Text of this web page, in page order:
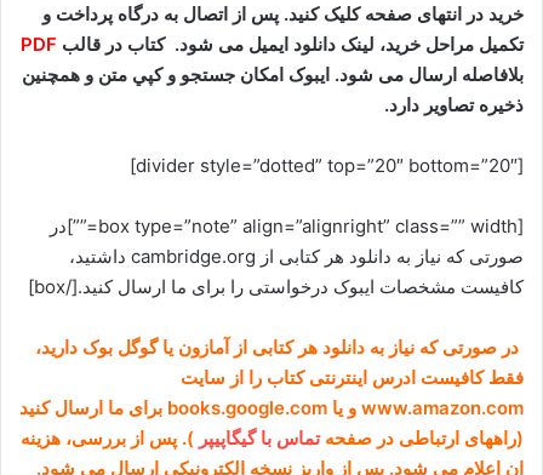
خرید در انتهای صفحه کلیک کنید. پس از اتصال به درگاه پرداخت و
تکمیل مراحل خرید، لینک دانلود ایمیل می شود. کتاب در قالب
بلافاصله ارسال می شود. ایبوک امکان جستجو و کپي متن و همچنين
ذخيره تصاوير دارد.
[divider style=”dotted” top=”20″ bottom=”20″]
[box type=”note” align=”alignright” class=”” width=””]در
صورتی که نیاز به دانلود هر کتابی از cambridge.org داشتید،
کافیست مشخصات ایبوک درخواستی را برای ما ارسال کنید.[/box]
در صورتی که نیاز به دانلود هر کتابی از آمازون یا گوگل بوک دارید،
فقط کافیست ادرس اینترنتی کتاب را از سایت
www.amazon.com و یا books.google.com برای ما ارسال کنید
(راههای ارتباطی در صفحهتماس با گیگاپیپر ). پس از بررسی، هزینه
ان اعلام می شود. پس از واریز نسخه الکترونیکی ارسال می شود.